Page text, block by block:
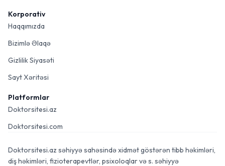
Korporativ
Haqqımızda
Bizimlə Əlaqə
Gizlilik Siyasəti
Sayt Xəritəsi
Platformlar
Doktorsitesi.az
Doktorsitesi.com
Doktorsitesi.az səhiyyə sahəsində xidmət göstərən tibb həkimləri,
diş həkimləri, fizioterapevtlər, psixoloqlar və s. səhiyyə